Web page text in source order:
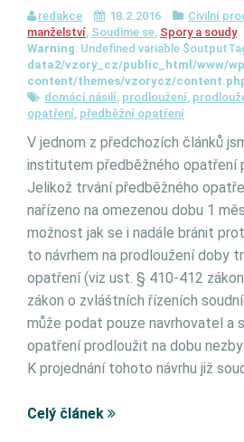
redakce 18.2.2016 Civilní
manželství, Soudime se, Spory a soudy
Warning: Undefined variable
data2/vzory_cz/public_html/www/
content/themes/vzorycz/
domácí násilí, prodloužení,
opatření, předběžní opatření
V jednom z předchozích článků
institutem předběžného opatření
Jelikož trvání předběžného
nařízeno na omezenou dobu 1
možnost jak se i nadále bránit
to návrhem na prodloužení doby
opatření (viz ust. § 410-412
zákon o zvláštních řízeních
může podat pouze navrhovatel a
opatření prodloužit na dobu
K projednání tohoto návrhu již
Celý článek